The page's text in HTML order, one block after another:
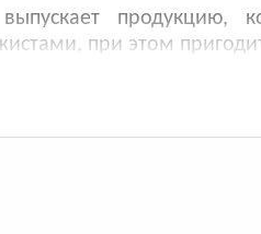
продукцию,
при этом
реакций
– кожа под тейпом
подвижность при